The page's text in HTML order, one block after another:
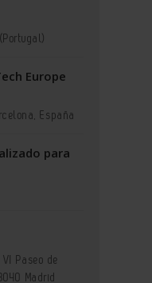
Europe
España
para
Paseo de
Madrid